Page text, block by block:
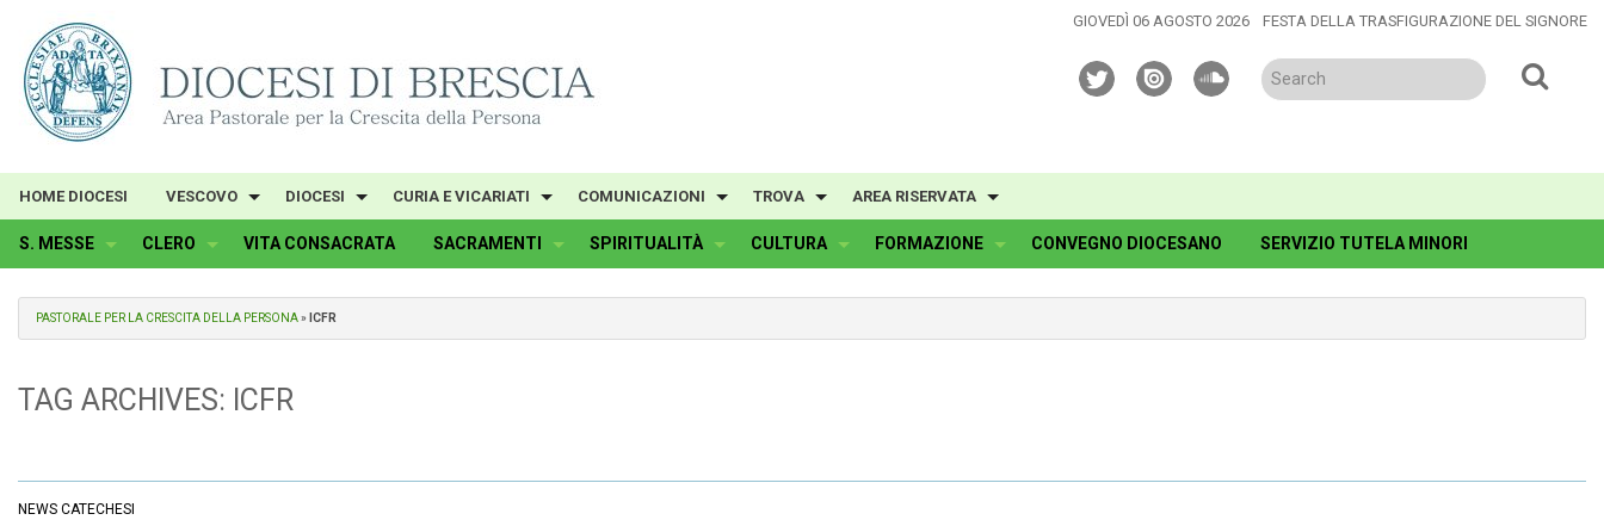
content
GIOVEDÌ 06 AGOSTO 2026 FESTA DELLA TRASFIGURAZIONE DEL SIGNORE
twitterissuusoundcloud
HOME DIOCESI VESCOVO DIOCESI CURIA E VICARIATI COMUNICAZIONI TROVA AREA RISERVATA
S. MESSE CLERO VITA CONSACRATA SACRAMENTI SPIRITUALITÀ CULTURA FORMAZIONE CONVEGNO DIOCESANO SERVIZIO TUTELA MINORI
PASTORALE PER LA CRESCITA DELLA PERSONA» ICFR
TAG ARCHIVES: ICFR
NEWS CATECHESI